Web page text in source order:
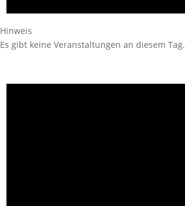
Hinweis
Es gibt keine Veranstaltungen an diesem Tag.